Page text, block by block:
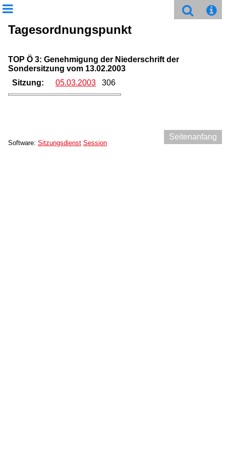
Tagesordnungspunkt
TOP Ö 3: Genehmigung der Niederschrift der
Sondersitzung vom 13.02.2003
Sitzung:
05.03.2003 306
Seitenanfang
Software: Sitzungsdienst Session